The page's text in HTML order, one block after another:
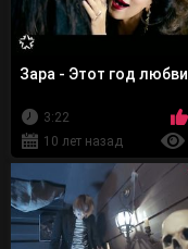
Зара - Этот год любви
3:22
10 лет назад